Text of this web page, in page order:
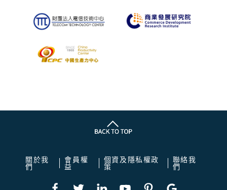
關於我
們
會員權
益
個資及隱私權政
策
聯絡我
們